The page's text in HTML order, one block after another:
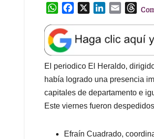
W
a
t
s
A
p
p
e
b
o
o
k
k
e
d
I
n
l
T
e
a
d
s
El periodico El Heraldo,
había logrado una presencia
capitales de departamento e
Este viernes fueron
Efraín Cuadrado,